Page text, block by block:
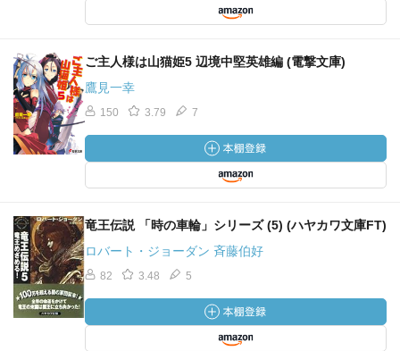
ご主人様は山猫姫5 辺境中堅英雄編 (電撃文庫)
鷹見一幸
150 3.79 7
竜王伝説 「時の車輪」シリーズ (5) (ハヤカワ文庫FT)
ロバート・ジョーダン 斉藤伯好
82 3.48 5